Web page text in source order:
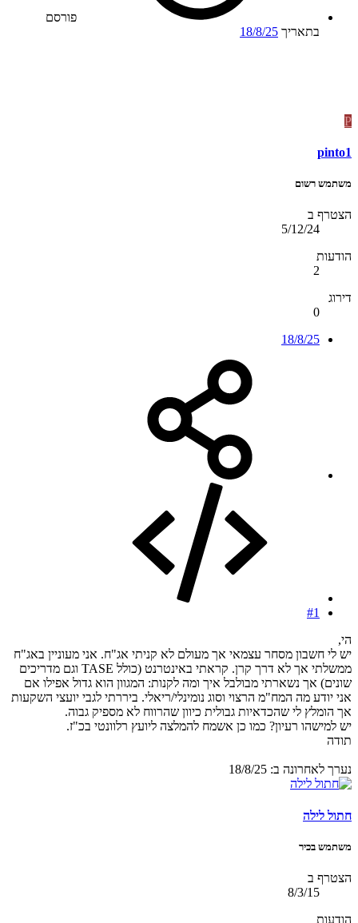
פורסם
בתאריך 18/8/25
P
pinto1
משתמש רשום
הצטרף ב
5/12/24
הודעות
2
דירוג
0
18/8/25
#1
הי,
יש לי חשבון מסחר עצמאי אך מעולם לא קניתי אג"ח. אני מעוניין באג"ח
ממשלתי אך לא דרך קרן. קראתי באינטרנט (כולל TASE וגם מדריכים
שונים) אך נשארתי מבולבל איך ומה לקנות: המגוון הוא גדול אפילו אם
אני יודע מה המח"מ הרצוי וסוג נומינלי/ריאלי. ביררתי לגבי יועצי השקעות
אך הומלץ לי שהכדאיות גבולית כיוון שהרווח לא מספיק גבוה.
יש למישהו רעיון? כמו כן אשמח להמלצה ליועץ רלוונטי בכ"ז.
תודה
נערך לאחרונה ב: 18/8/25
חתול לילה
משתמש בכיר
הצטרף ב
8/3/15
הודעות